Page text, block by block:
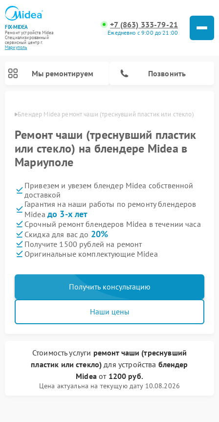
FIX-MIDEA
Ремонт устройств Midea
Специализированный
cервисный центр г.
Мариуполь
+7 (863) 333-79-21
Ежедневно с 9:00 до 21:00
Мы ремонтируем Позвонить
Блендер Midea ремонт чаши (треснувший пластик или стекло)
Ремонт чаши (треснувший пластик
или стекло) на блендере Midea в
Мариуполе
Привезем и увезем блендер Midea собственной
доставкой
Гарантия на наши работы по ремонту блендеров
Midea до 3-х лет
Срочный ремонт блендеров Midea в течении часа
Скидка для вас до 20%
Получите 1500 рублей на ремонт
Оригинальные комплектующие Midea
Получить консультацию
Наши цены
Стоимость услуги ремонт чаши (треснувший
пластик или стекло) для устройства блендер
Mideaот 1200 руб.
Цена актуальна на текущую дату 10.08.2026